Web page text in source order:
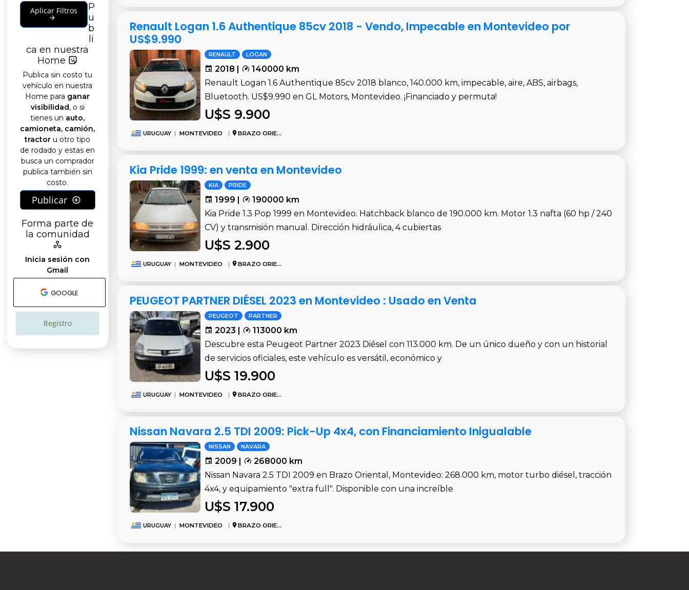
P
u
b
li
ca en nuestra
Home
Publica sin costo tu
vehículo en nuestra
Home para ganar
visibilidad, o si
tienes un auto,
camioneta, camión,
tractor u otro tipo
de rodado y estas en
busca un comprador
publica también sin
costo.
Publicar
Forma parte de
la comunidad
Inicia sesión con
Gmail
GOOGLE
Registro
Renault Logan 1.6 Authentique 85cv 2018 - Vendo, Impecable en Montevideo por
US$9.990
RENAULT LOGAN
2018 |
140000 km
Renault Logan 1.6 Authentique 85cv 2018 blanco, 140.000 km, impecable, aire, ABS, airbags,
Bluetooth. US$9.990 en GL Motors, Montevideo. ¡Financiado y permuta!
U$S 9.900
URUGUAY | MONTEVIDEO | BRAZO ORIENTAL
Kia Pride 1999: en venta en Montevideo
KIA PRIDE
1999 |
190000 km
Kia Pride 1.3 Pop 1999 en Montevideo. Hatchback blanco de 190.000 km. Motor 1.3 nafta (60 hp / 240
CV) y transmisión manual. Dirección hidráulica, 4 cubiertas
U$S 2.900
URUGUAY | MONTEVIDEO | BRAZO ORIENTAL
PEUGEOT PARTNER DIÉSEL 2023 en Montevideo : Usado en Venta
PEUGEOT PARTNER
2023 |
113000 km
Descubre esta Peugeot Partner 2023 Diésel con 113.000 km. De un único dueño y con un historial
de servicios oficiales, este vehículo es versátil, económico y
U$S 19.900
URUGUAY | MONTEVIDEO | BRAZO ORIENTAL
Nissan Navara 2.5 TDI 2009: Pick-Up 4x4, con Financiamiento Inigualable
NISSAN NAVARA
2009 |
268000 km
Nissan Navara 2.5 TDI 2009 en Brazo Oriental, Montevideo: 268.000 km, motor turbo diésel, tracción
4x4, y equipamiento "extra full". Disponible con una increíble
U$S 17.900
URUGUAY | MONTEVIDEO | BRAZO ORIENTAL